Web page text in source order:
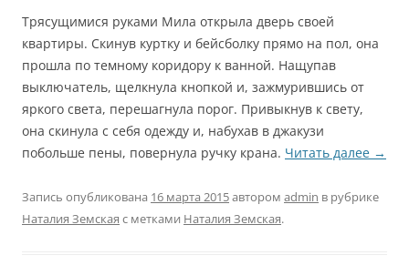
Трясущимися руками Мила открыла дверь своей
квартиры. Скинув куртку и бейсболку прямо на пол, она
прошла по темному коридору к ванной. Нащупав
выключатель, щелкнула кнопкой и, зажмурившись от
яркого света, перешагнула порог. Привыкнув к свету,
она скинула с себя одежду и, набухав в джакузи
побольше пены, повернула ручку крана. Читать далее →
Запись опубликована 16 марта 2015автором admin в рубрике
Наталия Земская с метками Наталия Земская.